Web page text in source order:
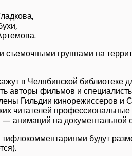
съемочными группами на
в Челябинской библиотеке
авторы фильмов и
Гильдии кинорежиссеров и
читателей
анимаций на документальной
будут